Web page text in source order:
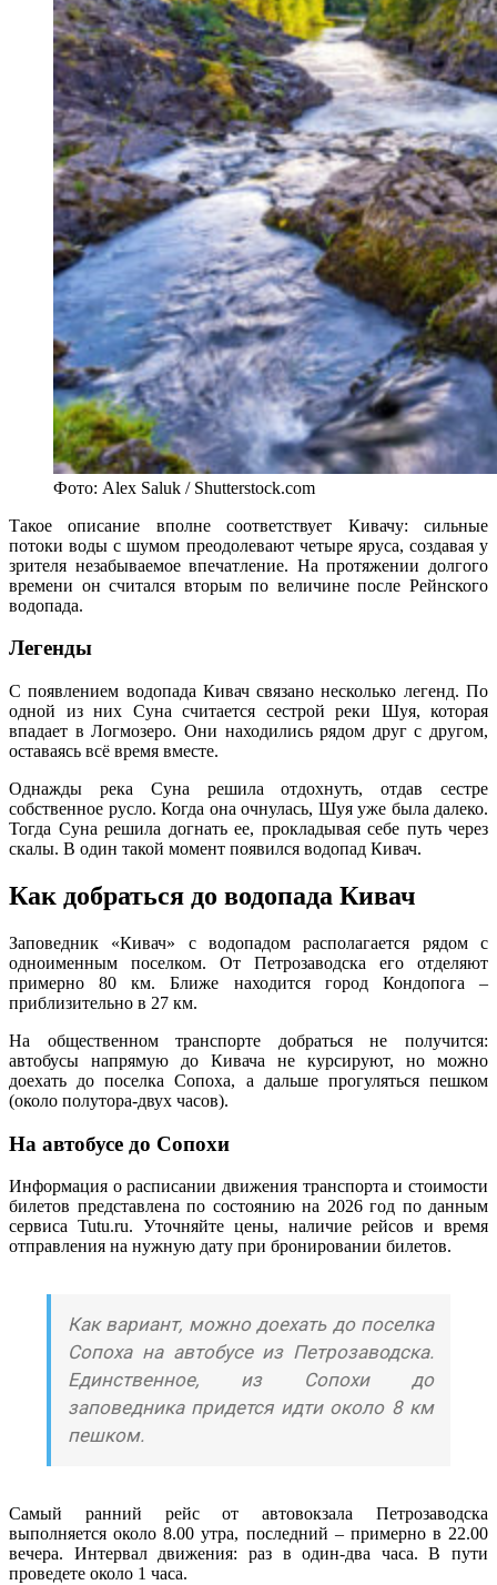
Фото: Alex Saluk / Shutterstock.com
Такое описание вполне соответствует Кивачу: сильные
потоки воды с шумом преодолевают четыре яруса, создавая у
зрителя незабываемое впечатление. На протяжении долгого
времени он считался вторым по величине после Рейнского
водопада.
Легенды
С появлением водопада Кивач связано несколько легенд. По
одной из них Суна считается сестрой реки Шуя, которая
впадает в Логмозеро. Они находились рядом друг с другом,
оставаясь всё время вместе.
Однажды река Суна решила отдохнуть, отдав сестре
собственное русло. Когда она очнулась, Шуя уже была далеко.
Тогда Суна решила догнать ее, прокладывая себе путь через
скалы. В один такой момент появился водопад Кивач.
Как добраться до водопада Кивач
Заповедник «Кивач» с водопадом располагается рядом с
одноименным поселком. От Петрозаводска его отделяют
примерно 80 км. Ближе находится город Кондопога –
приблизительно в 27 км.
На общественном транспорте добраться не получится:
автобусы напрямую до Кивача не курсируют, но можно
доехать до поселка Сопоха, а дальше прогуляться пешком
(около полутора-двух часов).
На автобусе до Сопохи
Информация о расписании движения транспорта и стоимости
билетов представлена по состоянию на 2026 год по данным
сервиса Tutu.ru. Уточняйте цены, наличие рейсов и время
отправления на нужную дату при бронировании билетов.
Как вариант, можно доехать до поселка
Сопоха на автобусе из Петрозаводска.
Единственное, из Сопохи до
заповедника придется идти около 8 км
пешком.
Самый ранний рейс от автовокзала Петрозаводска
выполняется около 8.00 утра, последний – примерно в 22.00
вечера. Интервал движения: раз в один-два часа. В пути
проведете около 1 часа.